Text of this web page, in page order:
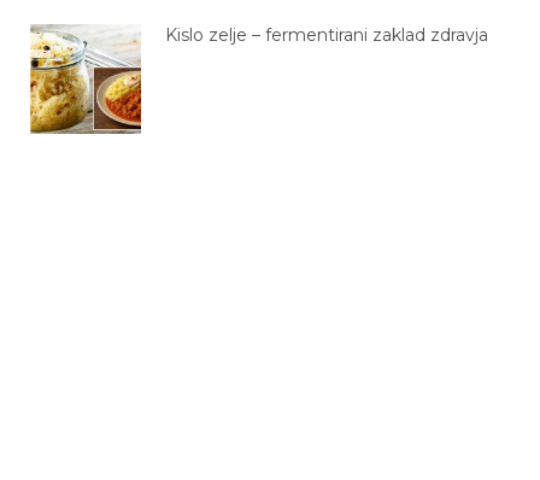
Kislo zelje – fermentirani zaklad zdravja